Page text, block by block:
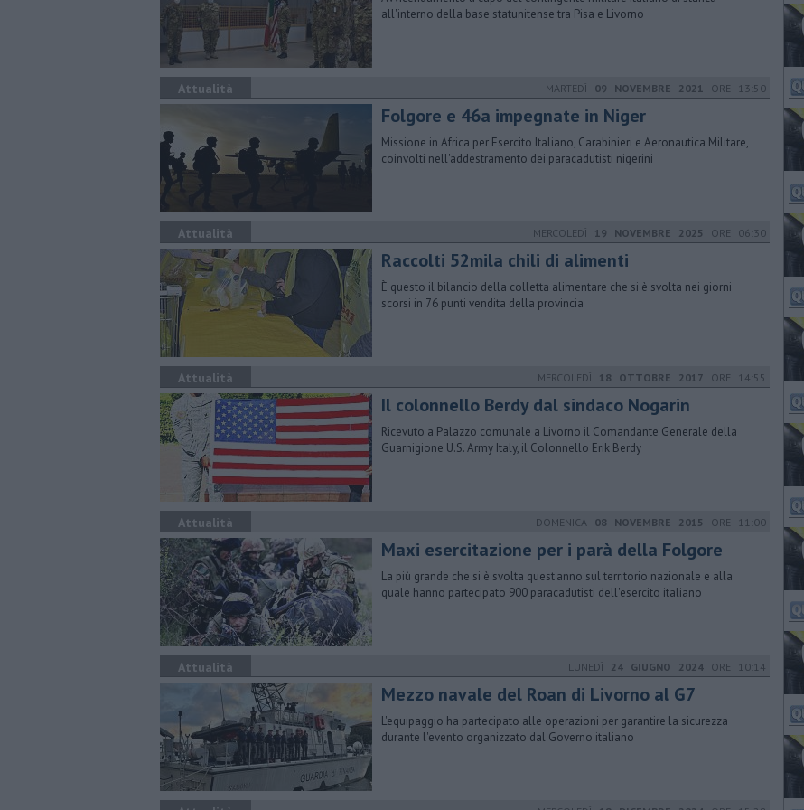
all'interno della base statunitense tra Pisa e Livorno
Attualità MARTEDÌ 09 NOVEMBRE 2021 ORE 13:50
Folgore e 46a impegnate in Niger
Missione in Africa per Esercito Italiano, Carabinieri e Aeronautica Militare,
coinvolti nell'addestramento dei paracadutisti nigerini
Attualità MERCOLEDÌ 19 NOVEMBRE 2025 ORE 06:30
Raccolti 52mila chili di alimenti
È questo il bilancio della colletta alimentare che si è svolta nei giorni
scorsi in 76 punti vendita della provincia
Attualità MERCOLEDÌ 18 OTTOBRE 2017 ORE 14:55
Il colonnello Berdy dal sindaco Nogarin
Ricevuto a Palazzo comunale a Livorno il Comandante Generale della
Guarnigione U.S. Army Italy, il Colonnello Erik Berdy
Attualità DOMENICA 08 NOVEMBRE 2015 ORE 11:00
Maxi esercitazione per i parà della Folgore
La più grande che si è svolta quest'anno sul territorio nazionale e alla
quale hanno partecipato 900 paracadutisti dell'esercito italiano
Attualità LUNEDÌ 24 GIUGNO 2024 ORE 10:14
Mezzo navale del Roan di Livorno al G7
L'equipaggio ha partecipato alle operazioni per garantire la sicurezza
durante l'evento organizzato dal Governo italiano